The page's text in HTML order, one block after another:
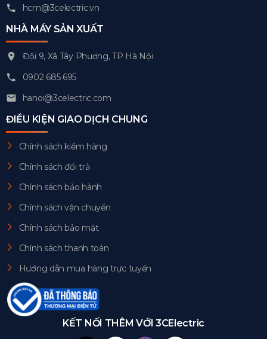
hcm@3celectric.vn
NHÀ MÁY SẢN XUẤT
Đội 9, Xã Tây Phương, TP Hà Nội
0902 685 695
hanoi@3celectric.com
ĐIỀU KIỆN GIAO DỊCH CHUNG
Chính sách kiểm hàng
Chính sách đổi trả
Chính sách bảo hành
Chính sách vận chuyển
Chính sách bảo mật
Chính sách thanh toán
Hướng dẫn mua hàng trực tuyến
KẾT NỐI THÊM VỚI 3CElectric